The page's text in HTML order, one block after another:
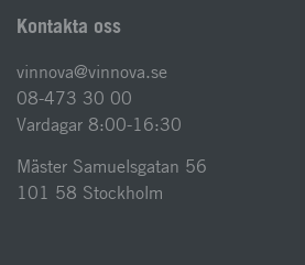
Kontakta oss
vinnova@vinnova.se
08-473 30 00
Vardagar 8:00-16:30
Mäster Samuelsgatan 56
101 58 Stockholm